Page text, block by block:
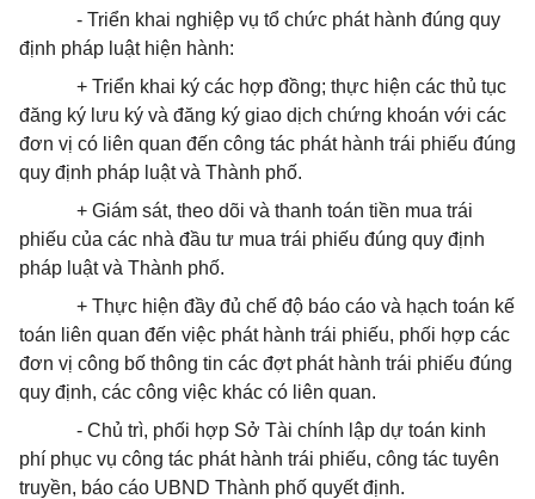
- Triển khai nghiệp vụ tổ chức phát hành đúng quy
định pháp luật hiện hành:
+ Triển khai ký các hợp đồng; thực hiện các thủ tục
đăng ký lưu ký và đăng ký giao dịch chứng khoán với các
đơn vị có liên quan đến công tác phát hành trái phiếu đúng
quy định pháp luật và Thành phố.
+ Giám sát, theo dõi và thanh toán tiền mua trái
phiếu của các nhà đầu tư mua trái phiếu đúng quy định
pháp luật và Thành phố.
+ Thực hiện đầy đủ chế độ báo cáo và hạch toán kế
toán liên quan đến việc phát hành trái phiếu, phối hợp các
đơn vị công bố thông tin các đợt phát hành trái phiếu đúng
quy định, các công việc khác có liên quan.
- Chủ trì, phối hợp Sở Tài chính lập dự toán kinh
phí phục vụ công tác phát hành trái phiếu, công tác tuyên
truyền, báo cáo UBND Thành phố quyết định.